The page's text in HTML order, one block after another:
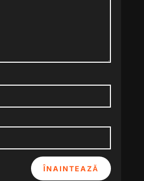
ÎNAINTEAZĂ